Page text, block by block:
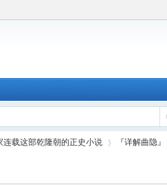
载这部乾隆朝的正史小说 『详解曲隐』